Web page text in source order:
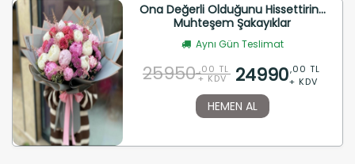
Ona Değerli Olduğunu Hissettirin...
Muhteşem Şakayıklar
Aynı Gün Teslimat
25950 ,00 TL
+ KDV 24990,00 TL
+ KDV
HEMEN AL